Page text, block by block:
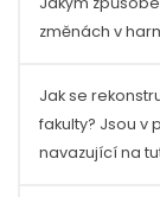
změnách v
Jak se
fakulty? Jsou v
navazující na